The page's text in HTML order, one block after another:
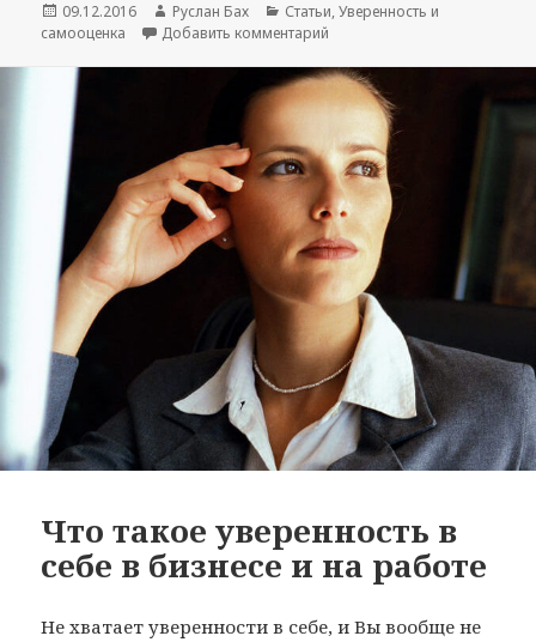
Опубликовано
09.12.2016 Автор
Руслан Бах Рубрики
Статьи,Уверенность и
самооценка
Добавить комментарий
Что такое уверенность в
себе в бизнесе и на работе
Не хватает уверенности в себе, и Вы вообще не